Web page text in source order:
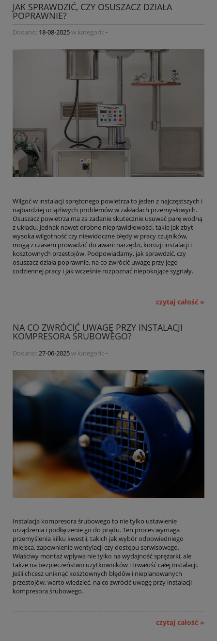
JAK SPRAWDZIĆ, CZY OSUSZACZ DZIAŁA
POPRAWNIE?
Dodano: 18-08-2025w kategorii: -
Wilgoć w instalacji sprężonego powietrza to jeden z najczęstszych i
najbardziej uciążliwych problemów w zakładach przemysłowych.
Osuszacz powietrza ma za zadanie skutecznie usuwać parę wodną
z układu. Jednak nawet drobne nieprawidłowości, takie jak zbyt
wysoka wilgotność czy niewidoczne błędy w pracy czujników,
mogą z czasem prowadzić do awarii narzędzi, korozji instalacji i
kosztownych przestojów. Podpowiadamy, jak sprawdzić, czy
osuszacz działa poprawnie, na co zwrócić uwagę przy jego
codziennej pracy i jak wcześnie rozpoznać niepokojące sygnały.
czytaj całość »
NA CO ZWRÓCIĆ UWAGĘ PRZY INSTALACJI
KOMPRESORA ŚRUBOWEGO?
Dodano: 27-06-2025w kategorii: -
Instalacja kompresora śrubowego to nie tylko ustawienie
urządzenia i podłączenie go do prądu. Ten proces wymaga
przemyślenia kilku kwestii, takich jak wybór odpowiedniego
miejsca, zapewnienie wentylacji czy dostępu serwisowego.
Właściwy montaż wpływa nie tylko na wydajność sprężarki, ale
także na bezpieczeństwo użytkowników i trwałość całej instalacji.
Jeśli chcesz uniknąć kosztownych błędów i nieplanowanych
przestojów, warto wiedzieć, na co zwrócić uwagę przy instalacji
kompresora śrubowego.
czytaj całość »